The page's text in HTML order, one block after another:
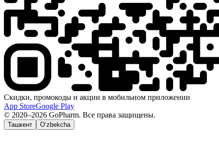
Скидки, промокоды и акции в мобильном приложении
App StoreGoogle Play
© 2020–2026 GoPharm. Все права защищены.
Ташкент O‘zbekcha